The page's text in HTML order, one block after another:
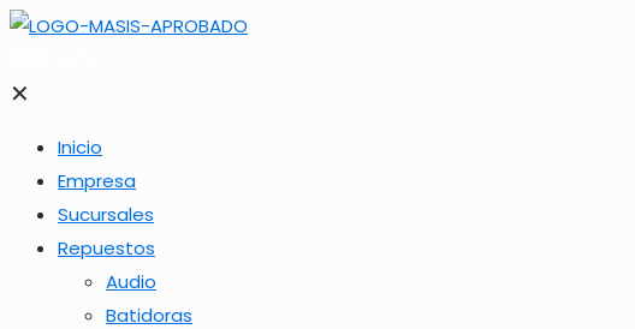
✕
Inicio
Empresa
Sucursales
Repuestos
Audio
Batidoras